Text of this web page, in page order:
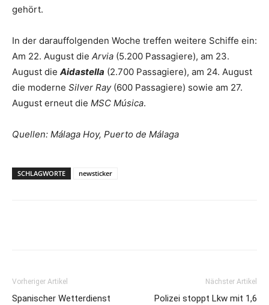
gehört.
In der darauffolgenden Woche treffen weitere Schiffe ein:
Am 22. August die Arvia (5.200 Passagiere), am 23.
August die Aidastella (2.700 Passagiere), am 24. August
die moderne Silver Ray(600 Passagiere) sowie am 27.
August erneut die MSC Música.
Quellen: Málaga Hoy, Puerto de Málaga
SCHLAGWORTE newsticker
Vorheriger Artikel
Spanischer Wetterdienst
Nächster Artikel
Polizei stoppt Lkw mit 1,6